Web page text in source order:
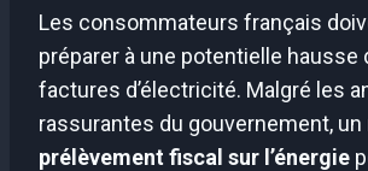
Les consommateurs français
préparer à une potentielle hausse
factures d’électricité. Malgré les
rassurantes du gouvernement, un
prélèvement fiscal sur l’énergie